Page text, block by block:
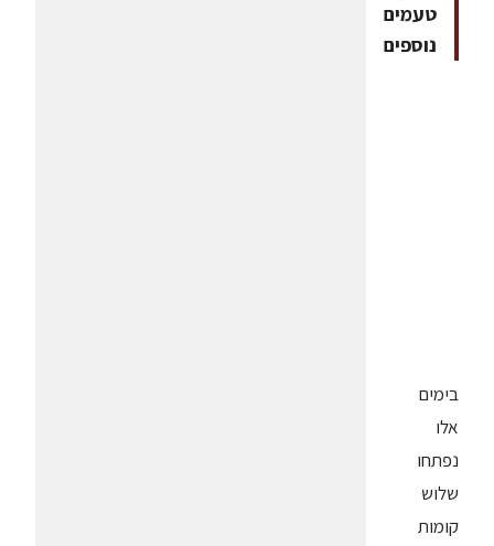
טעמים
נוספים
בימים
אלו
נפתחו
שלוש
קומות